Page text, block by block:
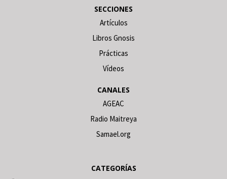
SECCIONES
Artículos
Libros Gnosis
Prácticas
Vídeos
CANALES
AGEAC
Radio Maitreya
Samael.org
CATEGORÍAS